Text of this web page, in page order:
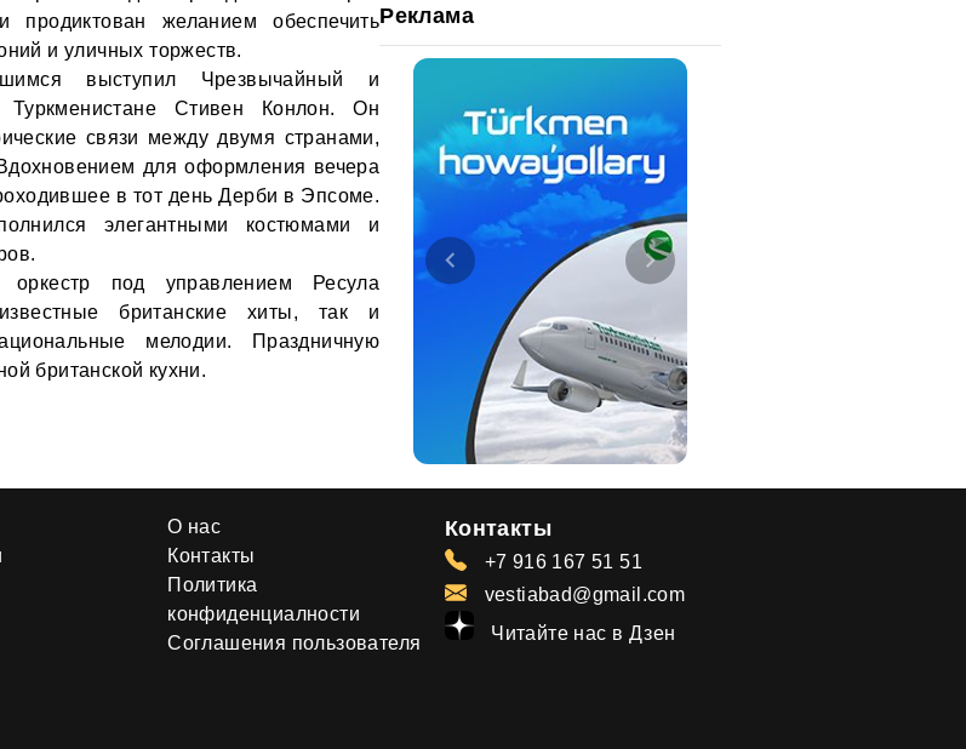
желанием обеспечить
и уличных торжеств.
выступил Чрезвычайный и
Стивен Конлон. Он
связи между двумя странами,
для оформления вечера
в тот день Дерби в Эпсоме.
элегантными костюмами и
оркестр под управлением Ресула
британские хиты, так и
мелодии. Праздничную
британской кухни.
Реклама
О нас
Контакты
Политика
конфиденциалности
Соглашения пользователя
Контакты
+7 916 167 51 51
vestiabad@gmail.com
Читайте нас в Дзен